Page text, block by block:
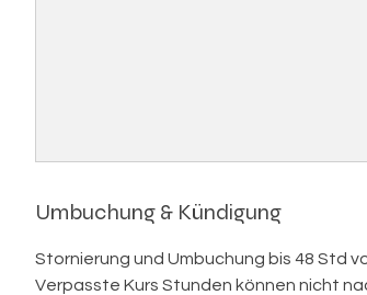
Umbuchung & Kündigung
Stornierung und Umbuchung bis 48 Std
Verpasste Kurs Stunden können nicht